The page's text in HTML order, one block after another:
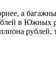
а
в Южных
рублей,